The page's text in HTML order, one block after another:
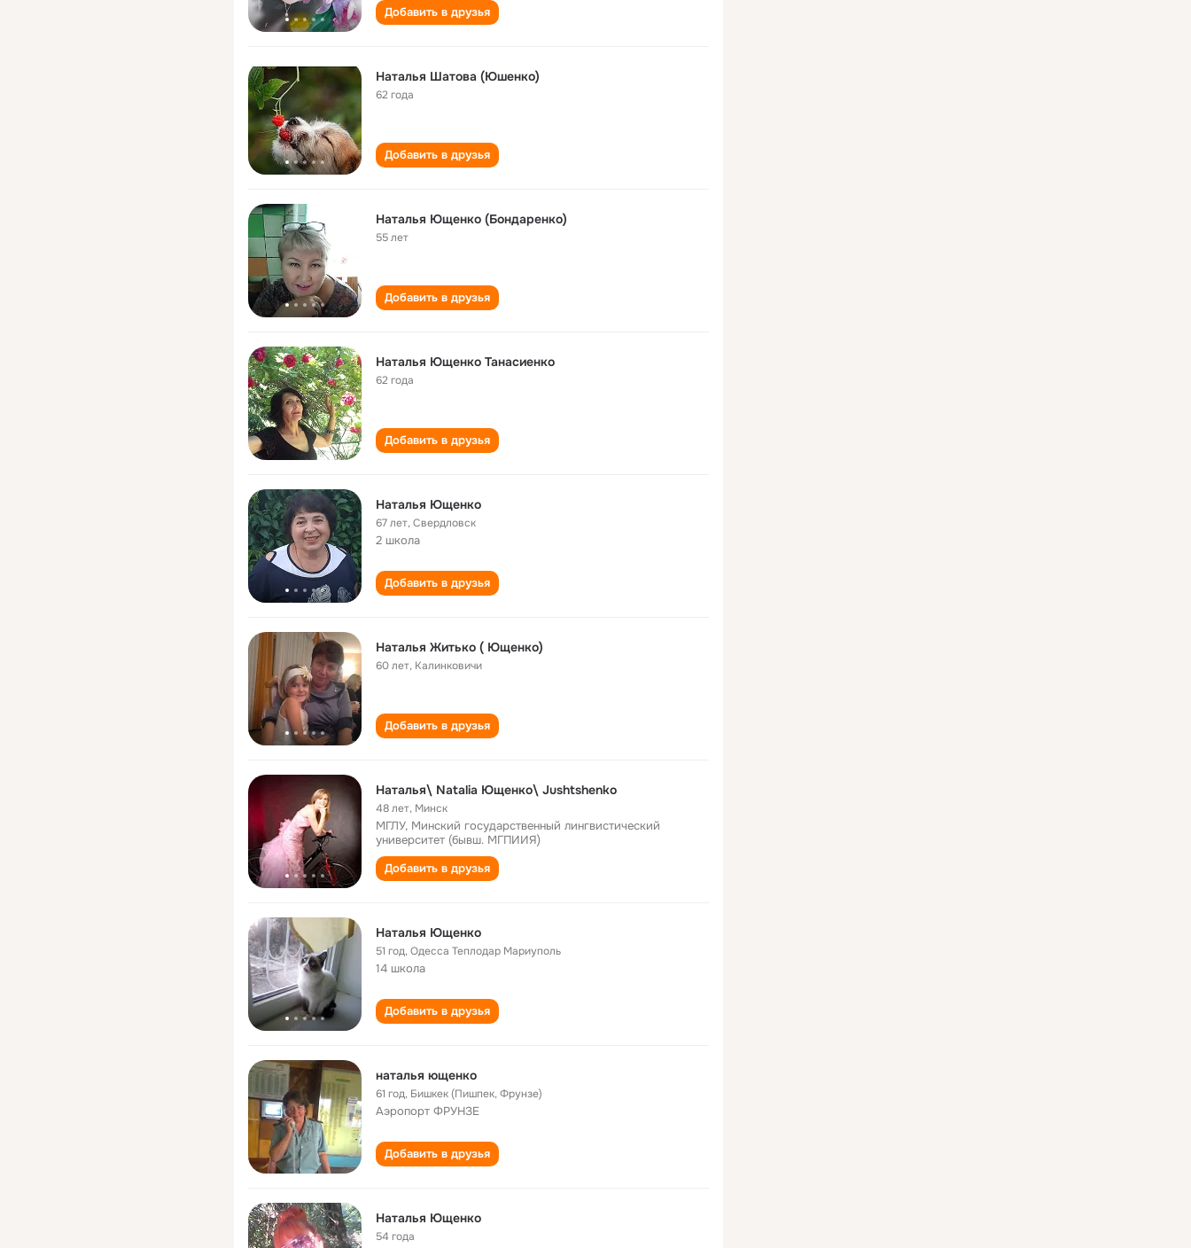
Добавить в друзья
Наталья Шатова (Юшенко)
62 года
Добавить в друзья
Наталья Ющенко (Бондаренко)
55 лет
Добавить в друзья
Наталья Ющенко Танасиенко
62 года
Добавить в друзья
Наталья Ющенко
67 лет,Свердловск
2 школа
Добавить в друзья
Наталья Житько ( Ющенко)
60 лет, Калинковичи
Добавить в друзья
Наталья\ Natalia Ющенко\ Jushtshenko
48 лет, Минск
МГЛУ, Минский государственный лингвистический
университет (бывш. МГПИИЯ)
Добавить в друзья
Наталья Ющенко
51 год,Одесса Теплодар Мариуполь
14 школа
Добавить в друзья
наталья ющенко
61 год, Бишкек (Пишпек, Фрунзе)
Аэропорт ФРУНЗЕ
Добавить в друзья
Наталья Ющенко
54 года